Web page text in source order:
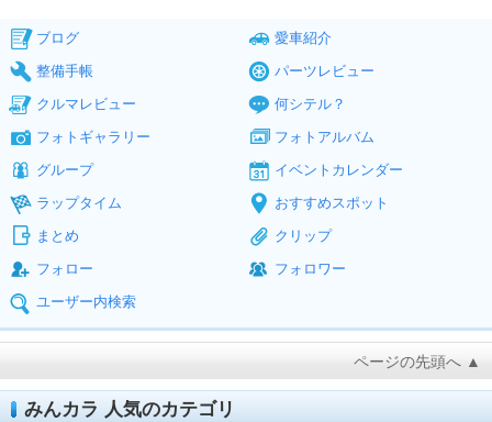
ブログ
愛車紹介
整備手帳
パーツレビュー
クルマレビュー
何シテル？
フォトギャラリー
フォトアルバム
グループ
イベントカレンダー
ラップタイム
おすすめスポット
まとめ
クリップ
フォロー
フォロワー
ユーザー内検索
ページの先頭へ ▲
みんカラ 人気のカテゴリ